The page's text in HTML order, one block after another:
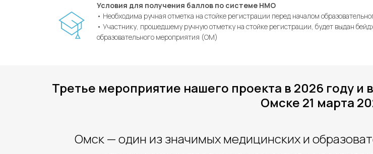
Условия для получения баллов по системе НМO
• Необходима ручная отметка на стойке регистрации перед началом
• Участнику, прошедшему ручную отметку на стойке регистрации, будет выдан
образовательного мероприятия (ОМ)
Третье мероприятие нашего проекта в 2026 году
Омске 21 марта
Омск — один из значимых медицинских и